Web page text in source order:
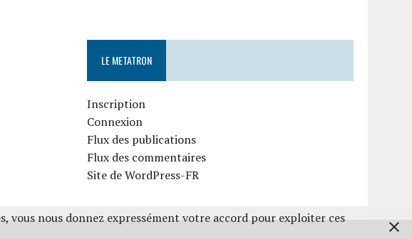
LE METATRON
Inscription
Connexion
Flux des publications
Flux des commentaires
Site de WordPress-FR
vous nous donnez expressément votre accord pour exploiter ces